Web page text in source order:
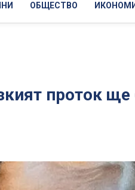
ОБЩЕСТВО
проток ще